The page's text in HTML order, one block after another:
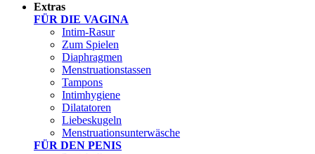
Extras
FÜR DIE VAGINA
Intim-Rasur
Zum Spielen
Diaphragmen
Menstruationstassen
Tampons
Intimhygiene
Dilatatoren
Liebeskugeln
Menstruationsunterwäsche
FÜR DEN PENIS